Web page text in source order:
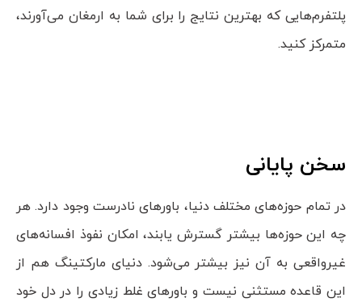
پلتفرم‌هایی که بهترین نتایج را برای شما به ارمغان می‌آورند،
متمرکز کنید.
سخن پایانی
در تمام حوزه‌های مختلف دنیا، باورهای نادرست وجود دارد. هر
چه این حوزه‌‌ها بیشتر گسترش یابند، امکان نفوذ افسانه‌های
غیرواقعی به آن نیز بیشتر می‌شود. دنیای مارکتینگ هم از
این قاعده مستثنى نیست و باورهای غلط زیادی را در دل خود